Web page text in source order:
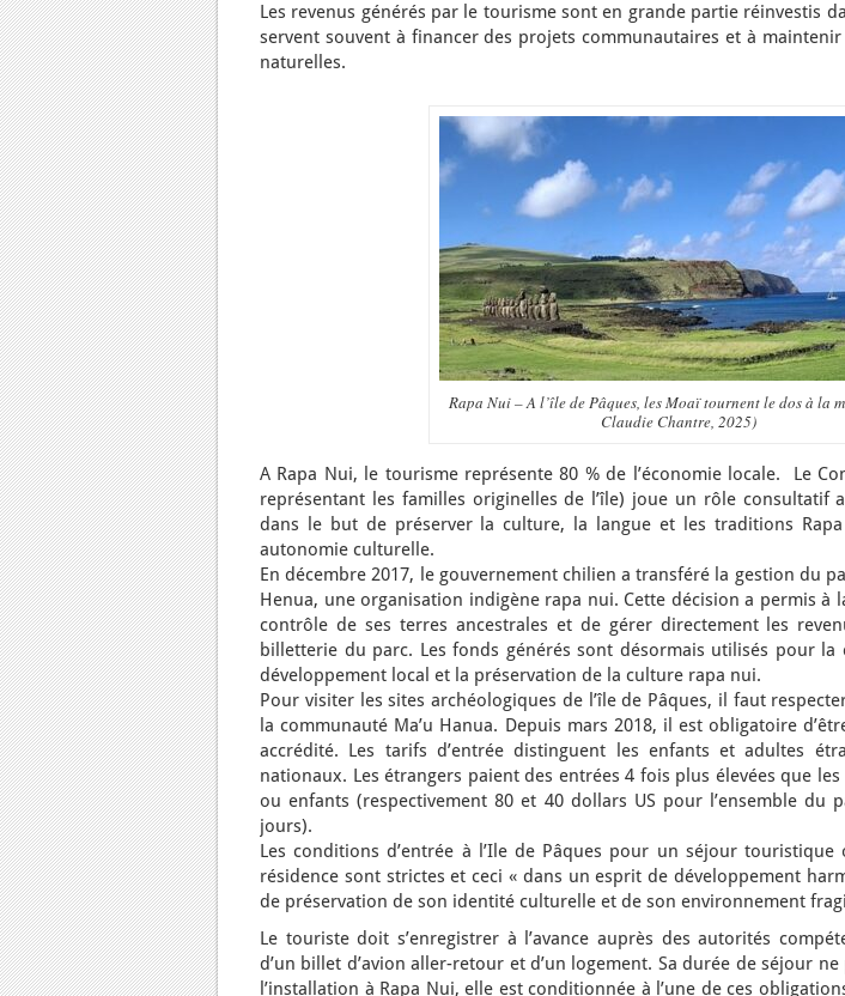
Les revenus générés par le tourisme sont en grande partie réinvestis
servent souvent à financer des projets communautaires et à
naturelles.
Rapa Nui – A l’île de Pâques, les Moaï tournent le dos à la
Claudie Chantre, 2025)
A Rapa Nui, le tourisme représente 80 % de l’économie locale. Le
représentant les familles originelles de l’île) joue un rôle consultatif
dans le but de préserver la culture, la langue et les traditions
autonomie culturelle.
En décembre 2017, le gouvernement chilien a transféré la gestion du
Henua, une organisation indigène rapa nui. Cette décision a permis à
contrôle de ses terres ancestrales et de gérer directement les
billetterie du parc. Les fonds générés sont désormais utilisés pour
développement local et la préservation de la culture rapa nui.
Pour visiter les sites archéologiques de l’île de Pâques, il faut
la communauté Ma’u Hanua. Depuis mars 2018, il est obligatoire
accrédité. Les tarifs d’entrée distinguent les enfants et adultes
nationaux. Les étrangers paient des entrées 4 fois plus élevées que
ou enfants (respectivement 80 et 40 dollars US pour l’ensemble du
jours).
Les conditions d’entrée à l’Ile de Pâques pour un séjour
résidence sont strictes et ceci « dans un esprit de développement
de préservation de son identité culturelle et de son environnement
Le touriste doit s’enregistrer à l’avance auprès des autorités
d’un billet d’avion aller-retour et d’un logement. Sa durée de séjour
l’installation à Rapa Nui, elle est conditionnée à l’une de ces